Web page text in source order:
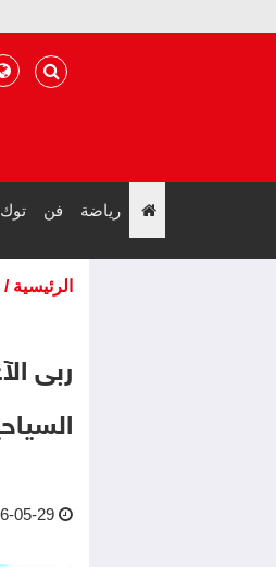
رياضة فن
الرئيسية /
ربى
29 08:25 AM